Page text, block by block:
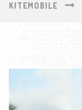
KITEMOBILE